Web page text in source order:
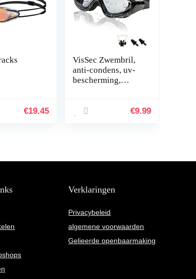
€19.45
VisSec Zwembril,
anti-condens, uv-
bescherming,
uniseks,
€9.99
Verklaringen
Privacybeleid
algemene voorwaarden
Gelieerde openbaarmaking